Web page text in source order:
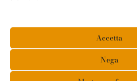
Accetta
Nega
Privacy Policy
Cookie Policy